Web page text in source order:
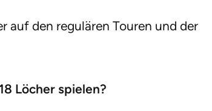
auf den regulären Touren und der
Löcher spielen?